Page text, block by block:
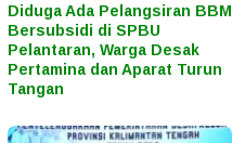
Diduga Ada Pelangsiran BBM
Bersubsidi di SPBU
Pelantaran, Warga Desak
Pertamina dan Aparat Turun
Tangan